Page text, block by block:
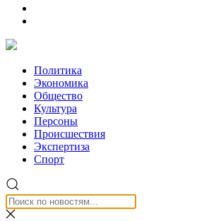
Политика
Экономика
Общество
Культура
Персоны
Происшествия
Экспертиза
Спорт